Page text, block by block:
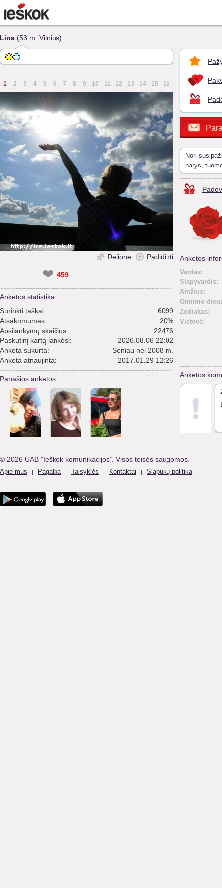
Lina (53 m. Vilnius)
1 2 3 4 5 6 7 8 9 10 11 12 13 14 15 16
Dėlionė Padidinti
❤ 459
Anketos statistika
Surinkti taškai:
6099
Atsakomumas:
20%
Apsilankymų skaičius:
22476
Paskutinį kartą lankėsi:
2026.08.06 22:02
Anketa sukurta:
Seniau nei 2008 m.
Anketa atnaujinta:
2017.01.29 12:26
Panašios anketos
Nori
narys,
Anketos
Vardas:
Slapyvardis:
Amžius:
Gimimo
Zodiakas:
Vietovė:
Anketos
© 2026 UAB "Ieškok komunikacijos". Visos teisės saugomos.
Apie mus | Pagalba | Taisyklės | Kontaktai | Slapukų politika